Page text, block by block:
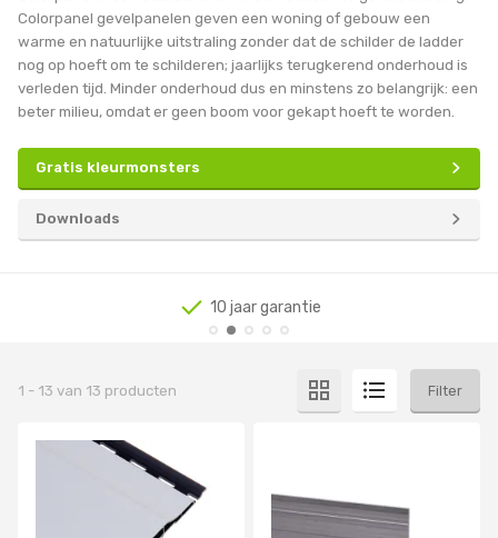
Colorpanel gevelpanelen geven een woning of gebouw een
warme en natuurlijke uitstraling zonder dat de schilder de ladder
nog op hoeft om te schilderen; jaarlijks terugkerend onderhoud is
verleden tijd. Minder onderhoud dus en minstens zo belangrijk: een
beter milieu, omdat er geen boom voor gekapt hoeft te worden.
Gratis kleurmonsters
Downloads
10 jaar garantie
1 - 13 van 13 producten Filter